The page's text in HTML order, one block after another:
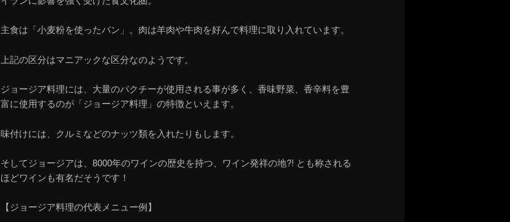
主食は「小麦粉を使ったパン」。肉は羊肉や牛肉を好んで料理に取り入れています。
上記の区分はマニアックな区分なのようです。
ジョージア料理には、大量のパクチーが使用される事が多く、香味野菜、香辛料を豊
富に使用するのが「ジョージア料理」の特徴といえます。
味付けには、クルミなどのナッツ類を入れたりもします。
そしてジョージアは、 8000年のワインの歴史を持つ、ワイン発祥の地?! とも称される
ほどワインも有名だそうです！
【ジョージア料理の代表メニュー例】